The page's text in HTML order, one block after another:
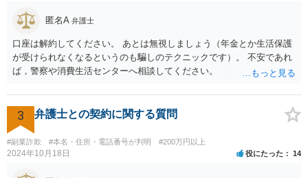
の疑いも報道されています。返還に応じる余力が今後失われるおそれ
弁護士選任については、大阪に所在する相手方企業であっても、現在
は全国の弁護士がウェブ面談・電子手続等で対応可能です。実際、当
職もみんなで大家さんに関する出資金返還請求について対応実績があ
ることは、損失の拡大を防ぐために極めて合理的な判断といえます。
今からでも遅くありませんので、速やかに弁護士へ相談されることを
強く推奨いたします。
匿名A 弁護士
口座は解約してください。 あとは無視しましょう（年金とか生活保護
が受けられなくなるというのも騙しのテクニックです）。 不安であれ
ば，警察や消費生活センターへ相談してください。
3 弁護士との契約に関する質問
#副業詐欺 #本名・住所・電話番号が判明 #200万円以上
2024年10月18日 役にたった 14